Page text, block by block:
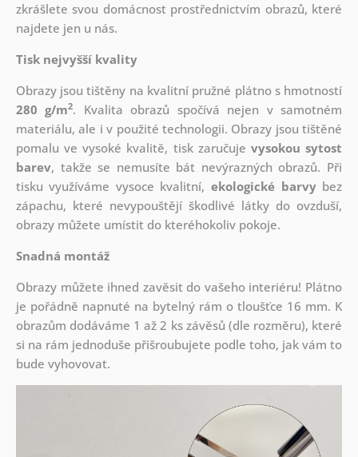
zkrášlete svou domácnost prostřednictvím obrazů, které
najdete jen u nás.
Tisk nejvyšší kvality
Obrazy jsou tištěny na kvalitní pružné plátno s hmotností
280 g/m2. Kvalita obrazů spočívá nejen v samotném
materiálu, ale i v použité technologii. Obrazy jsou tištěné
pomalu ve vysoké kvalitě, tisk zaručuje vysokou sytost
barev, takže se nemusíte bát nevýrazných obrazů. Při
tisku využíváme vysoce kvalitní,ekologické barvybez
zápachu, které nevypouštějí škodlivé látky do ovzduší,
obrazy můžete umístit do kteréhokoliv pokoje.
Snadná montáž
Obrazy můžete ihned zavěsit do vašeho interiéru! Plátno
je pořádně napnuté na bytelný rám o tloušťce 16 mm. K
obrazům dodáváme 1 až 2 ks závěsů (dle rozměru), které
si na rám jednoduše přišroubujete podle toho, jak vám to
bude vyhovovat.